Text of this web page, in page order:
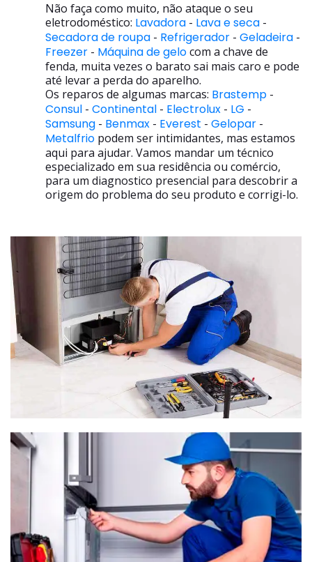
Não faça como muito, não ataque o seu
eletrodoméstico: Lavadora - Lava e seca -
Secadora de roupa - Refrigerador - Geladeira -
Freezer - Máquina de gelocom a chave de
fenda, muita vezes o barato sai mais caro e pode
até levar a perda do aparelho.
Os reparos de algumas marcas: Brastemp -
Consul - Continental - Electrolux - LG -
Samsung - Benmax - Everest - Gelopar -
Metalfrio podem ser intimidantes, mas estamos
aqui para ajudar. Vamos mandar um técnico
especializado em sua residência ou comércio,
para um diagnostico presencial para descobrir a
origem do problema do seu produto e corrigi-lo.